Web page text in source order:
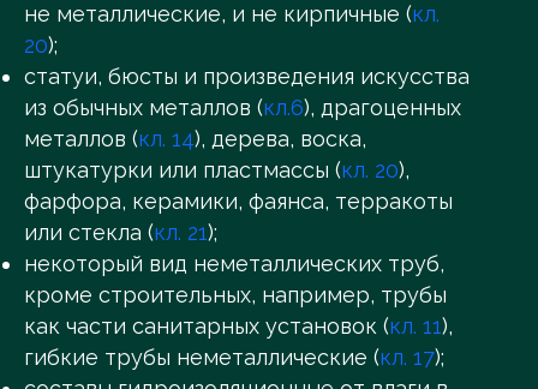
не металлические, и не кирпичные (кл.
20);
статуи, бюсты и произведения искусства
из обычных металлов (кл.6), драгоценных
металлов (кл. 14), дерева, воска,
штукатурки или пластмассы (кл. 20),
фарфора, керамики, фаянса, терракоты
или стекла (кл. 21);
некоторый вид неметаллических труб,
кроме строительных, например, трубы
как части санитарных установок (кл. 11),
гибкие трубы неметаллические (кл. 17);